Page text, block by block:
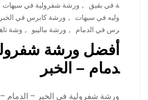
ة في بقيق
, ورشة شفرولية في سيهات
وليه في سيهات
, ورشة كابرس في الخبر
رس في الدمام
, ورشة ماليبو , وشة
أفضل ورشة
دمام – الخبر
ورشة شفرولية في الخبر – الدمام